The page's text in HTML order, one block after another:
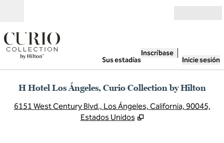
Sus estadías
Inscríbase
Inicie sesión
H Hotel Los Ángeles, Curio Collection by Hilton
6151 West Century Blvd., Los Ángeles, California, 90045,
Estados Unidos